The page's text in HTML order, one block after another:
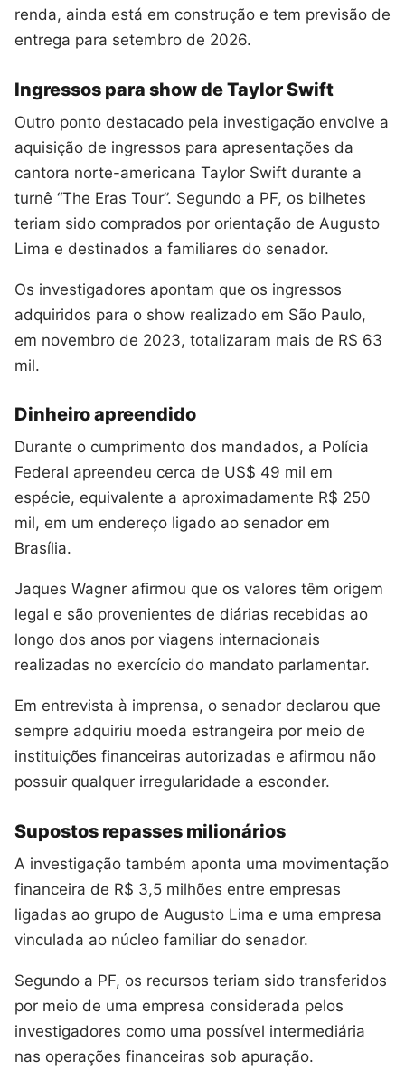
renda, ainda está em construção e tem previsão de
entrega para setembro de 2026.
Ingressos para show de Taylor Swift
Outro ponto destacado pela investigação envolve a
aquisição de ingressos para apresentações da
cantora norte-americana Taylor Swift durante a
turnê “The Eras Tour”. Segundo a PF, os bilhetes
teriam sido comprados por orientação de Augusto
Lima e destinados a familiares do senador.
Os investigadores apontam que os ingressos
adquiridos para o show realizado em São Paulo,
em novembro de 2023, totalizaram mais de R$ 63
mil.
Dinheiro apreendido
Durante o cumprimento dos mandados, a Polícia
Federal apreendeu cerca de US$ 49 mil em
espécie, equivalente a aproximadamente R$ 250
mil, em um endereço ligado ao senador em
Brasília.
Jaques Wagner afirmou que os valores têm origem
legal e são provenientes de diárias recebidas ao
longo dos anos por viagens internacionais
realizadas no exercício do mandato parlamentar.
Em entrevista à imprensa, o senador declarou que
sempre adquiriu moeda estrangeira por meio de
instituições financeiras autorizadas e afirmou não
possuir qualquer irregularidade a esconder.
Supostos repasses milionários
A investigação também aponta uma movimentação
financeira de R$ 3,5 milhões entre empresas
ligadas ao grupo de Augusto Lima e uma empresa
vinculada ao núcleo familiar do senador.
Segundo a PF, os recursos teriam sido transferidos
por meio de uma empresa considerada pelos
investigadores como uma possível intermediária
nas operações financeiras sob apuração.